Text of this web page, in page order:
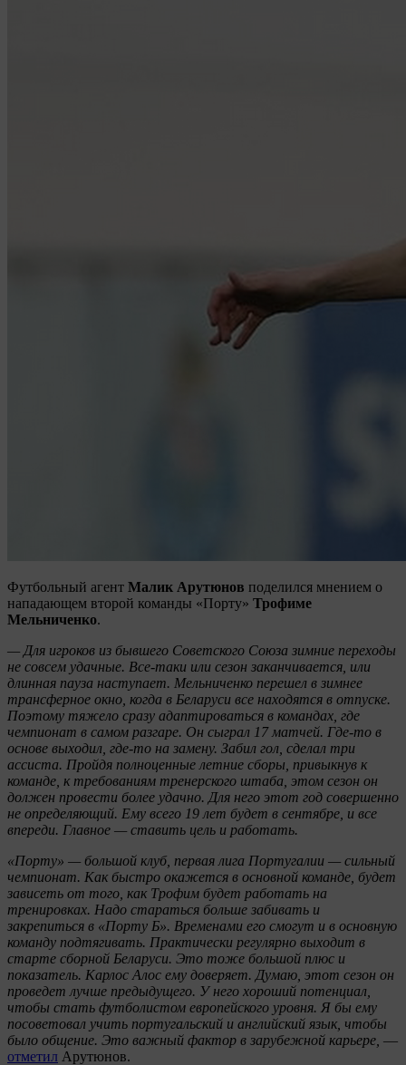
Футбольный агент Малик Арутюнов поделился мнением о
нападающем второй команды «Порту» Трофиме
Мельниченко.
— Для игроков из бывшего Советского Союза зимние переходы
не совсем удачные. Все-таки или сезон заканчивается, или
длинная пауза наступает. Мельниченко перешел в зимнее
трансферное окно, когда в Беларуси все находятся в отпуске.
Поэтому тяжело сразу адаптироваться в командах, где
чемпионат в самом разгаре. Он сыграл 17 матчей. Где-то в
основе выходил, где-то на замену. Забил гол, сделал три
ассиста. Пройдя полноценные летние сборы, привыкнув к
команде, к требованиям тренерского штаба, этом сезон он
должен провести более удачно. Для него этот год совершенно
не определяющий. Ему всего 19 лет будет в сентябре, и все
впереди. Главное — ставить цель и работать.
«Порту» — большой клуб, первая лига Португалии — сильный
чемпионат. Как быстро окажется в основной команде, будет
зависеть от того, как Трофим будет работать на
тренировках. Надо стараться больше забивать и
закрепиться в «Порту Б». Временами его смогут и в основную
команду подтягивать. Практически регулярно выходит в
старте сборной Беларуси. Это тоже большой плюс и
показатель. Карлос Алос ему доверяет. Думаю, этот сезон он
проведет лучше предыдущего. У него хороший потенциал,
чтобы стать футболистом европейского уровня. Я бы ему
посоветовал учить португальский и английский язык, чтобы
было общение. Это важный фактор в зарубежной карьере, —
отметил Арутюнов.